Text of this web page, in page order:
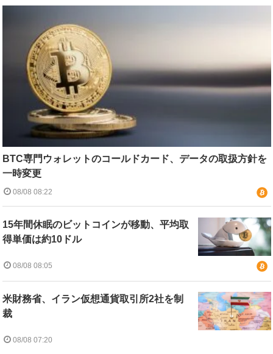
BTC専門ウォレットのコールドカード、データの取扱方針を
一時変更
08/08 08:22
15年間休眠のビットコインが移動、平均取
得単価は約10ドル
08/08 08:05
米財務省、イラン仮想通貨取引所2社を制
裁
08/08 07:20